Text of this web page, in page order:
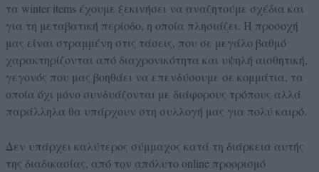
τα winter items έχουμε ξεκινήσει να αναζητούμε σχέδια και
για τη μεταβατική περίοδο, η οποία πλησιάζει. Η προσοχή
μας είναι στραμμένη στις τάσεις, που σε μεγάλο βαθμό
χαρακτηρίζονται από διαχρονικότητα και υψηλή αισθητική,
γεγονός που μας βοηθάει να επενδύσουμε σε κομμάτια, τα
οποία όχι μόνο συνδυάζονται με διάφορους τρόπους αλλά
παράλληλα θα υπάρχουν στη συλλογή μας για πολύ καιρό.
Δεν υπάρχει καλύτερος σύμμαχος κατά τη διάρκεια αυτής
της διαδικασίας, από τον απόλυτο online προορισμό